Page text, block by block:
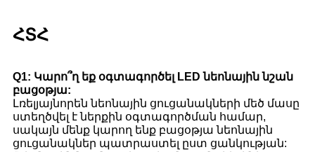
ՀՏՀ
Q1: Կարո՞ղ եք օգտագործել LED նեոնային նշան
բացօթյա:
Լռելյայնորեն նեոնային ցուցանակների մեծ մասը
ստեղծվել է ներքին օգտագործման համար,
սակայն մենք կարող ենք բացօթյա նեոնային
ցուցանակներ պատրաստել ըստ ցանկության: